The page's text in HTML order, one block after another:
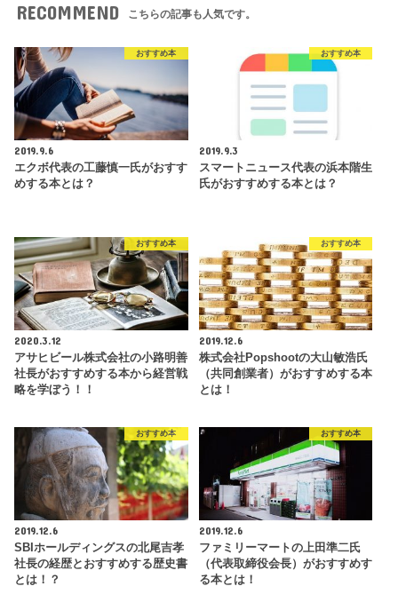
RECOMMEND こちらの記事も人気です。
おすすめ本
2019.9.6
エクボ代表の工藤慎一氏がおすす
めする本とは？
おすすめ本
2019.9.3
スマートニュース代表の浜本階生
氏がおすすめする本とは？
おすすめ本
2020.3.12
アサヒビール株式会社の小路明善
社長がおすすめする本から経営戦
略を学ぼう！！
おすすめ本
2019.12.6
株式会社Popshootの大山敏浩氏
（共同創業者）がおすすめする本
とは！
おすすめ本
2019.12.6
SBIホールディングスの北尾吉孝
社長の経歴とおすすめする歴史書
とは！？
おすすめ本
2019.12.6
ファミリーマートの上田準二氏
（代表取締役会長）がおすすめす
る本とは！